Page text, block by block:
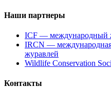
Наши партнеры
ICF — международный
IRCN — международная
журавлей
Wildlife Conservation
Контакты